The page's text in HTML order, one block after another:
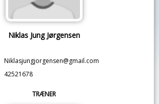
Niklas Jung Jørgensen
Niklasjungjorgensen@gmail.com
42521678
TRÆNER